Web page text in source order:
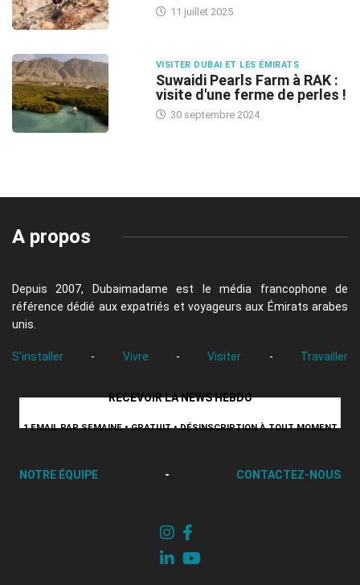
11 juillet 2025
VISITER DUBAI ET LES ÉMIRATS
Suwaidi Pearls Farm à RAK :
visite d'une ferme de perles !
30 septembre 2024
A propos
Depuis 2007, Dubaimadame est le média francophone de
référence dédié aux expatriés et voyageurs aux Émirats arabes
unis.
S'installer - Vivre - Visiter - Travailler
RECEVOIR LA NEWS HEBDO
1 EMAIL PAR SEMAINE • GRATUIT • DÉSINSCRIPTION À TOUT MOMENT
NOTRE ÉQUIPE - CONTACTEZ-NOUS